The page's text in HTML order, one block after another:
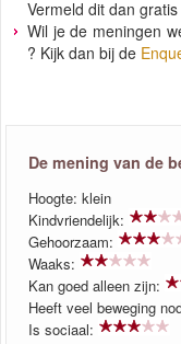
Vermeld dit dan
Wil je de meningen
? Kijk dan bij de
De mening van de
Hoogte: klein
Kindvriendelijk:
Gehoorzaam:
Waaks:
Kan goed alleen zijn:
Heeft veel beweging
Is sociaal: